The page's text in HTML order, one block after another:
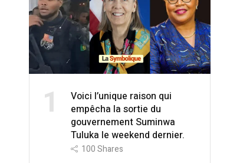
1
Voici l’unique raison qui
empêcha la sortie du
gouvernement Suminwa
Tuluka le weekend dernier.
100Shares